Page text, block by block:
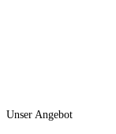
Unser Angebot